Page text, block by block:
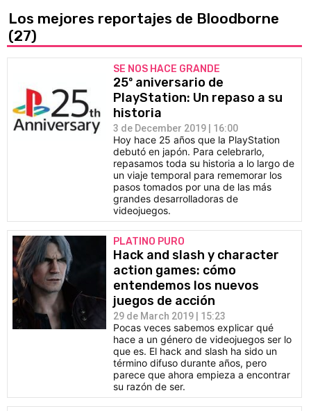
Los mejores reportajes de Bloodborne
(27)
SE NOS HACE GRANDE
25º aniversario de
PlayStation: Un repaso a su
historia
3 de December 2019 | 16:00
Hoy hace 25 años que la PlayStation
debutó en japón. Para celebrarlo,
repasamos toda su historia a lo largo de
un viaje temporal para rememorar los
pasos tomados por una de las más
grandes desarrolladoras de
videojuegos.
PLATINO PURO
Hack and slash y character
action games: cómo
entendemos los nuevos
juegos de acción
29 de March 2019 | 15:23
Pocas veces sabemos explicar qué
hace a un género de videojuegos ser lo
que es. El hack and slash ha sido un
término difuso durante años, pero
parece que ahora empieza a encontrar
su razón de ser.